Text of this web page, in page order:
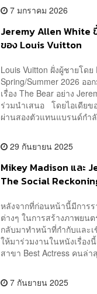
7 มกราคม 2026
​Jeremy Allen White
ของ Louis Vuitton
Louis Vuitton ฝั่งผู้ชายโด
Spring/Summer 2026 อ
เรื่อง The Bear อย่าง
ร่วมนำเสนอ โดยไอเดียข
ผ่านสองตัวแทนแบรนด์กำ
29 กันยายน 2025
Mikey Madison และ
The Social
หลังจากที่ก่อนหน้านี้มีการ
ต่างๆ ในการสร้างภาพยน
กลับมาทำหน้าที่กำกับและ
ให้มาร่วมงานในหนังเรื่อง
สาขา Best Actress คนล่า
7 กันยายน 2025